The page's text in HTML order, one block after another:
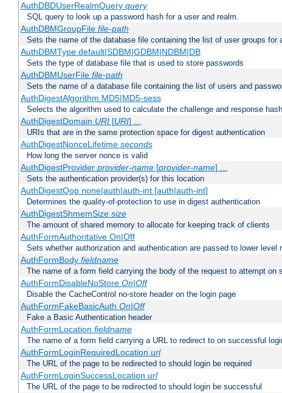
AuthDBDUserRealmQuery query
SQL query to look up a password hash for a user and realm.
AuthDBMGroupFile file-path
Sets the name of the database file containing the list of user groups for
AuthDBMType default|SDBM|GDBM|NDBM|DB
Sets the type of database file that is used to store passwords
AuthDBMUserFile file-path
Sets the name of a database file containing the list of users and
AuthDigestAlgorithm MD5|MD5-sess
Selects the algorithm used to calculate the challenge and response
AuthDigestDomain URI[URI] ...
URIs that are in the same protection space for digest authentication
AuthDigestNonceLifetime seconds
How long the server nonce is valid
AuthDigestProvider provider-name[provider-name] ...
Sets the authentication provider(s) for this location
AuthDigestQop none|auth|auth-int [auth|auth-int]
Determines the quality-of-protection to use in digest authentication
AuthDigestShmemSize size
The amount of shared memory to allocate for keeping track of clients
AuthFormAuthoritative On|Off
Sets whether authorization and authentication are passed to lower level
AuthFormBody fieldname
The name of a form field carrying the body of the request to attempt on
AuthFormDisableNoStore On|Off
Disable the CacheControl no-store header on the login page
AuthFormFakeBasicAuth On|Off
Fake a Basic Authentication header
AuthFormLocation fieldname
The name of a form field carrying a URL to redirect to on successful
AuthFormLoginRequiredLocation url
The URL of the page to be redirected to should login be required
AuthFormLoginSuccessLocation url
The URL of the page to be redirected to should login be successful